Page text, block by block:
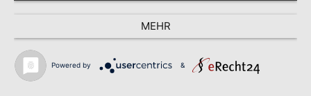
der Nutzer, die Kommentare verfassen. Da wir
Kommentare auf dieser Website nicht vor der
Freischaltung prüfen, benötigen wir diese Daten, um im
MEHR
Powered by &